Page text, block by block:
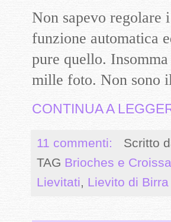
Non sapevo regolare
funzione automatica
pure quello.
mille foto. Non sono
CONTINUA A
11 commenti: Scritto
TAG Brioches e
Lievitati, Lievito di Birra